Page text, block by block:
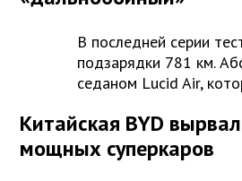
В последней серии
подзарядки 781 км.
седаном Lucid Air,
Китайская BYD
мощных суперкаров